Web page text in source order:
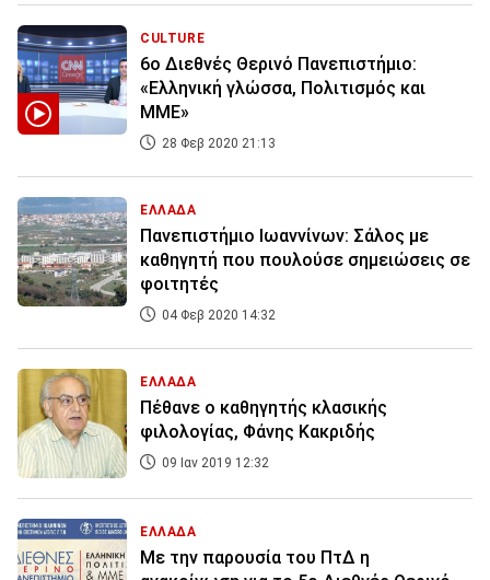
CULTURE
6ο Διεθνές Θερινό Πανεπιστήμιο:
«Ελληνική γλώσσα, Πολιτισμός και
ΜΜΕ»
28 Φεβ 2020 21:13
ΕΛΛΑΔΑ
Πανεπιστήμιο Ιωαννίνων: Σάλος με
καθηγητή που πουλούσε σημειώσεις σε
φοιτητές
04 Φεβ 2020 14:32
ΕΛΛΑΔΑ
Πέθανε ο καθηγητής κλασικής
φιλολογίας, Φάνης Κακριδής
09 Ιαν 2019 12:32
ΕΛΛΑΔΑ
Με την παρουσία του ΠτΔ η